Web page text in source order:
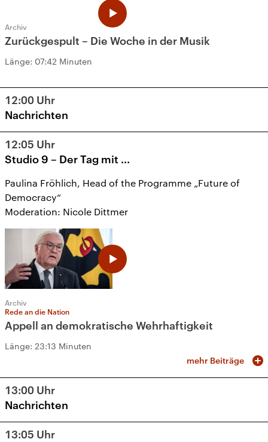
Archiv
Zurückgespult – Die Woche in der Musik
Länge: 07:42 Minuten
12:00 Uhr
Nachrichten
12:05 Uhr
Studio 9 – Der Tag mit ...
Paulina Fröhlich, Head of the Programme „Future of
Democracy“
Moderation: Nicole Dittmer
Archiv
Rede an die Nation
Appell an demokratische Wehrhaftigkeit
Länge: 23:13 Minuten
mehr Beiträge
13:00 Uhr
Nachrichten
13:05 Uhr